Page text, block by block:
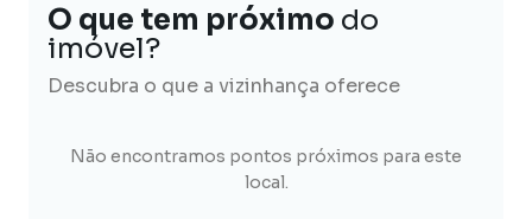
O que tem próximo do
imóvel?
Descubra o que a vizinhança oferece
Não encontramos pontos próximos para este
local.